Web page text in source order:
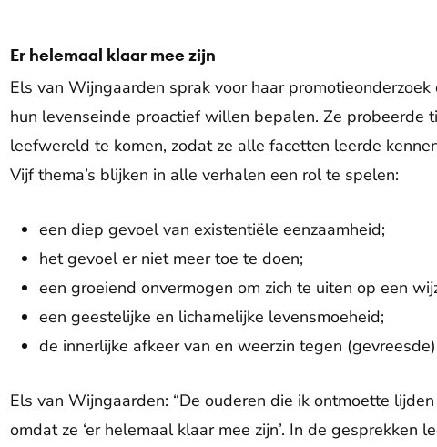
Er helemaal klaar mee zijn
Els van Wijngaarden sprak voor haar
hun levenseinde proactief willen bepalen. Ze probeerde
leefwereld te komen, zodat ze alle facetten leerde
Vijf thema’s blijken in alle verhalen een rol te spelen:
een diep gevoel van existentiële eenzaamheid;
het gevoel er niet meer toe te doen;
een groeiend onvermogen om zich te uiten op een
een geestelijke en lichamelijke levensmoeheid;
de innerlijke afkeer van en weerzin tegen
Els van Wijngaarden: “De ouderen die ik ontmoette
omdat ze ‘er helemaal klaar mee zijn’. In de gesprekken